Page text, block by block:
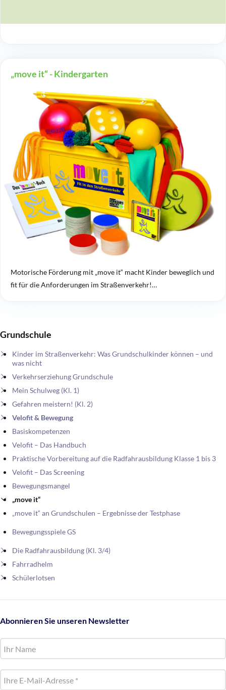
Grundschule
Kinder im Straßenverkehr: Was Grundschulkinder können – und
was nicht
Verkehrserziehung Grundschule
Mein Schulweg (Kl. 1)
Gefahren meistern! (Kl. 2)
Velofit & Bewegung
Basiskompetenzen
Velofit – Das Handbuch
Praktische Vorbereitung auf die Radfahrausbildung Klasse 1 bis 3
Velofit – Das Screening
Bewegungsmangel
„move it“
„move it“ an Grundschulen – Ergebnisse der Testphase
Bewegungsspiele GS
Die Radfahrausbildung (Kl. 3/4)
Fahrradhelm
Schülerlotsen
Abonnieren Sie unseren Newsletter
„move it“ - Kindergarten
Motorische Förderung mit „move it“ macht Kinder beweglich und
fit für die Anforderungen im Straßenverkehr!…